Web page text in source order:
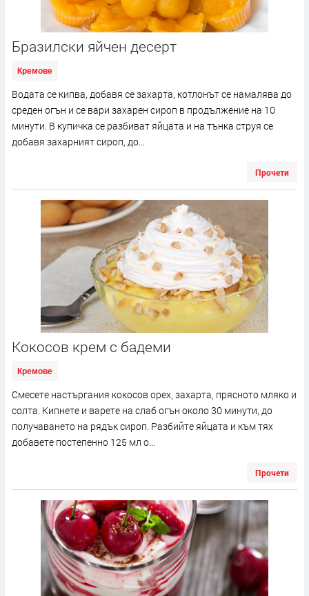
Бразилски яйчен десерт
Кремове
Водата се кипва, добавя се захарта, котлонът се намалява до
среден огън и се вари захарен сироп в продължение на 10
минути. В купичка се разбиват яйцата и на тънка струя се
добавя захарният сироп, до...
Прочети
Кокосов крем с бадеми
Кремове
Смесете настъргания кокосов орех, захарта, прясното мляко и
солта. Кипнете и варете на слаб огън около 30 минути, до
получаването на рядък сироп. Разбийте яйцата и към тях
добавете постепенно 125 мл о...
Прочети